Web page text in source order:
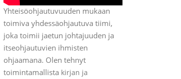
Yhteisöohjautuvuuden mukaan
toimiva yhdessäohjautuva tiimi,
joka toimii jaetun johtajuuden ja
itseohjautuvien ihmisten
ohjaamana. Olen tehnyt
toimintamallista kirjan ja